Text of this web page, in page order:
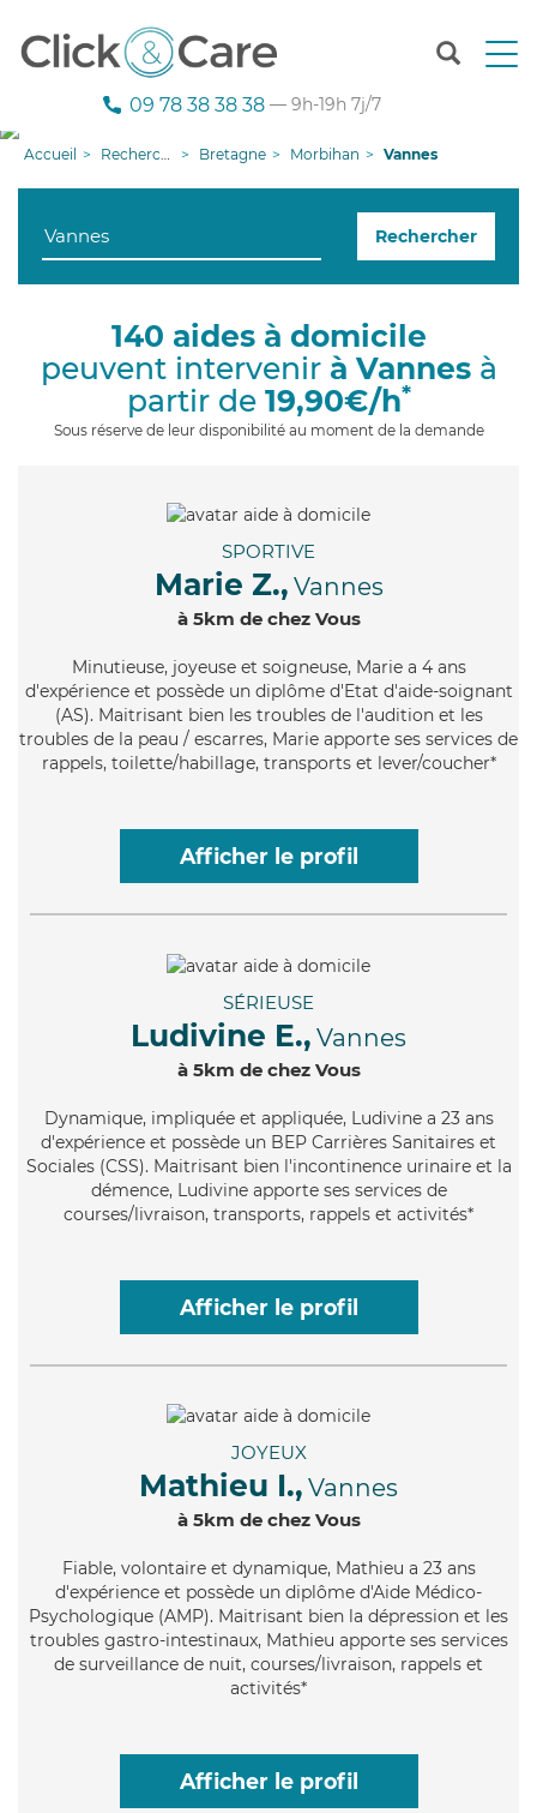
T
n
g
09 78 38 38 38 — 9h-19h 7j/7
Accueil Recherche aide à domicile Bretagne Morbihan Vannes
Rechercher
140 aides à domicile
peuvent intervenir à Vannesà
partir de 19,90€/h*
Sous réserve de leur disponibilité au moment de la demande
SPORTIVE
Marie Z., Vannes
à 5km de chez Vous
Minutieuse, joyeuse et soigneuse, Marie a 4 ans
d'expérience et possède un diplôme d'Etat d'aide-soignant
(AS). Maitrisant bien les troubles de l'audition et les
troubles de la peau / escarres, Marie apporte ses services de
rappels, toilette/habillage, transports et lever/coucher*
Afficher le profil
SÉRIEUSE
Ludivine E., Vannes
à 5km de chez Vous
Dynamique, impliquée et appliquée, Ludivine a 23 ans
d'expérience et possède un BEP Carrières Sanitaires et
Sociales (CSS). Maitrisant bien l'incontinence urinaire et la
démence, Ludivine apporte ses services de
courses/livraison, transports, rappels et activités*
Afficher le profil
JOYEUX
Mathieu I., Vannes
à 5km de chez Vous
Fiable, volontaire et dynamique, Mathieu a 23 ans
d'expérience et possède un diplôme d'Aide Médico-
Psychologique (AMP). Maitrisant bien la dépression et les
troubles gastro-intestinaux, Mathieu apporte ses services
de surveillance de nuit, courses/livraison, rappels et
activités*
Afficher le profil